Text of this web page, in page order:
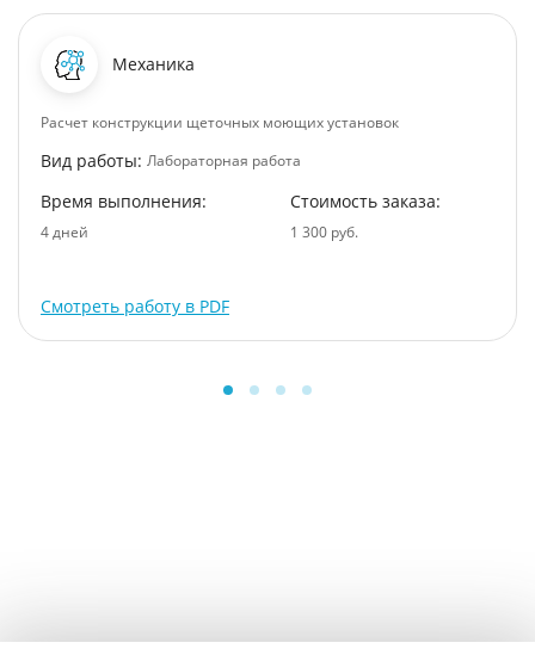
Механика
Расчет конструкции щеточных моющих установок
Вид работы: Лабораторная работа
Время выполнения:
4 дней
Стоимость заказа:
1 300 руб.
Смотреть работу в PDF